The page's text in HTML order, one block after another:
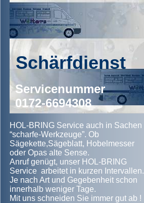
Servicenummer
0172-6694308
Schärfdienst
HOL-BRING Service auch in Sachen
“scharfe-Werkzeuge”. Ob
Sägekette,Sägeblatt, Hobelmesser
oder Opas alte Sense.
Anruf genügt, unser HOL-BRING
Service arbeitet in kurzen Intervallen.
Je nach Art und Gegebenheit schon
innerhalb weniger Tage.
Mit uns schneiden Sie immer gut ab !